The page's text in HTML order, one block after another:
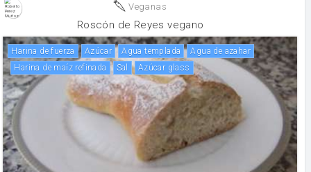
Veganas
Roscón de Reyes vegano
harina de fuerza Azúcar agua templada
Agua de azahar
Harina de maíz refinada
sal Azúcar glass